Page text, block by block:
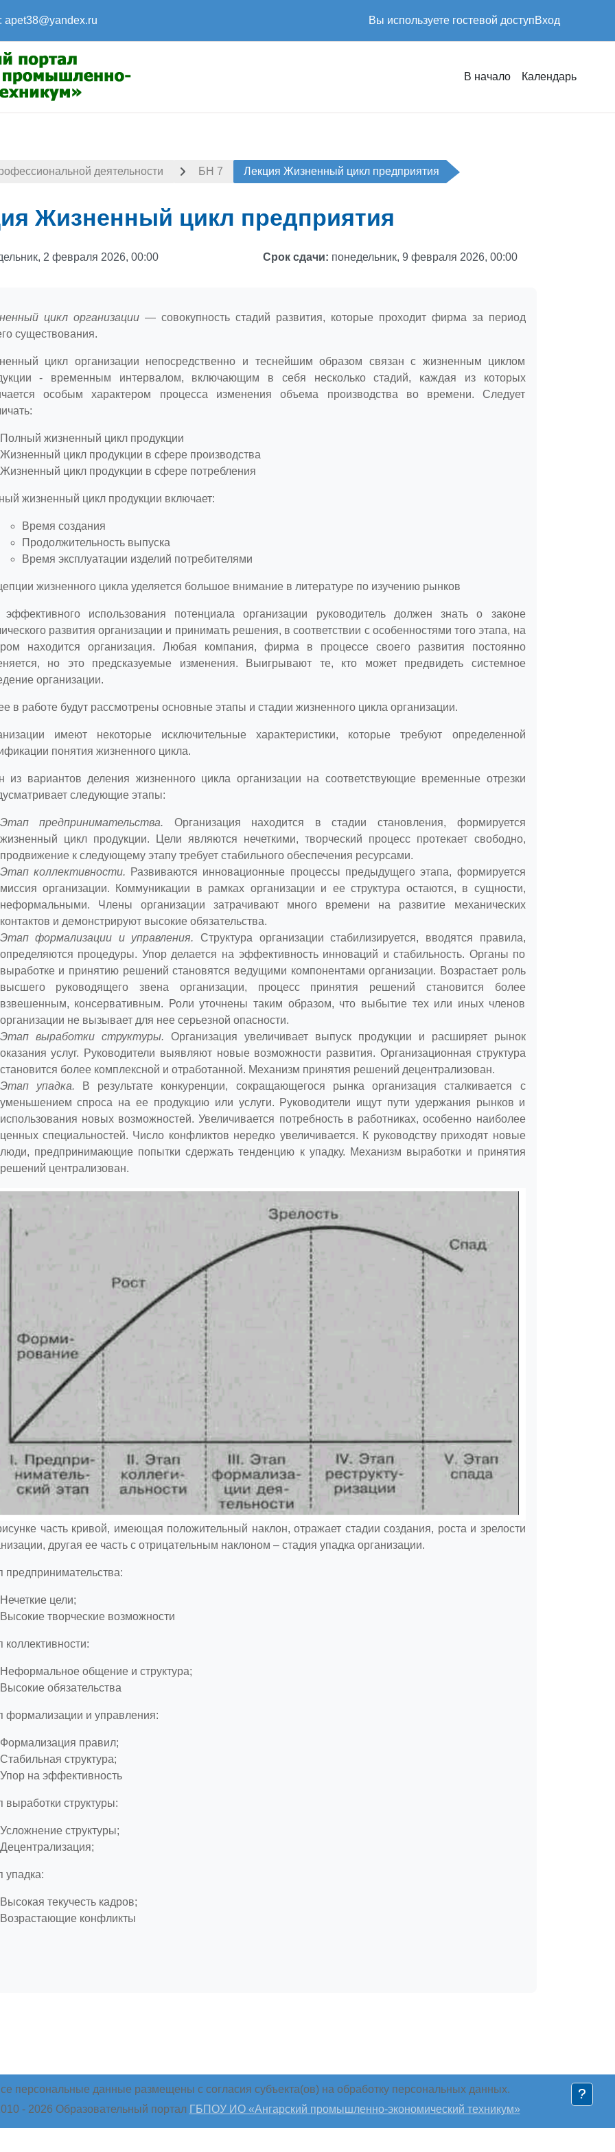
apet38@yandex.ru Вы используете гостевой доступВход
В начало Календарь
деятельности БН 7 Лекция Жизненный цикл предприятия
Жизненный цикл предприятия
2 февраля 2026, 00:00 Срок сдачи: понедельник, 9 февраля 2026, 00:00
цикл организации — совокупность стадий развития, которые проходит фирма за период
существования.
цикл организации непосредственно и теснейшим образом связан с жизненным циклом
- временным интервалом, включающим в себя несколько стадий, каждая из которых
особым характером процесса изменения объема производства во времени. Следует
Полный жизненный цикл продукции
Жизненный цикл продукции в сфере производства
Жизненный цикл продукции в сфере потребления
жизненный цикл продукции включает:
Время создания
Продолжительность выпуска
Время эксплуатации изделий потребителями
жизненного цикла уделяется большое внимание в литературе по изучению рынков
использования потенциала организации руководитель должен знать о законе
развития организации и принимать решения, в соответствии с особенностями того этапа, на
находится организация. Любая компания, фирма в процессе своего развития постоянно
но это предсказуемые изменения. Выигрывают те, кто может предвидеть системное
организации.
в работе будут рассмотрены основные этапы и стадии жизненного цикла организации.
имеют некоторые исключительные характеристики, которые требуют определенной
понятия жизненного цикла.
из вариантов деления жизненного цикла организации на соответствующие временные отрезки
следующие этапы:
Этап предпринимательства.
Организация находится в стадии становления, формируется
жизненный цикл продукции. Цели являются нечеткими, творческий процесс протекает свободно,
продвижение к следующему этапу требует стабильного обеспечения ресурсами.
Этап коллективности. Развиваются инновационные процессы предыдущего этапа, формируется
миссия организации. Коммуникации в рамках организации и ее структура остаются, в сущности,
неформальными. Члены организации затрачивают много времени на развитие механических
контактов и демонстрируют высокие обязательства.
Этап формализации и управления.
Структура организации стабилизируется, вводятся правила,
определяются процедуры. Упор делается на эффективность инноваций и стабильность. Органы по
выработке и принятию решений становятся ведущими компонентами организации. Возрастает роль
высшего руководящего звена организации, процесс принятия решений становится более
взвешенным, консервативным. Роли уточнены таким образом, что выбытие тех или иных членов
организации не вызывает для нее серьезной опасности.
Этап выработки структуры.
Организация увеличивает выпуск продукции и расширяет рынок
оказания услуг. Руководители выявляют новые возможности развития. Организационная структура
становится более комплексной и отработанной. Механизм принятия решений децентрализован.
Этап упадка.
В результате конкуренции, сокращающегося рынка организация сталкивается с
уменьшением спроса на ее продукцию или услуги. Руководители ищут пути удержания рынков и
использования новых возможностей. Увеличивается потребность в работниках, особенно наиболее
ценных специальностей. Число конфликтов нередко увеличивается. К руководству приходят новые
люди, предпринимающие попытки сдержать тенденцию к упадку. Механизм выработки и принятия
решений централизован.
часть кривой, имеющая положительный наклон, отражает стадии создания, роста и зрелости
другая ее часть с отрицательным наклоном – стадия упадка организации.
предпринимательства:
Нечеткие цели;
Высокие творческие возможности
коллективности:
Неформальное общение и структура;
Высокие обязательства
формализации и управления:
Формализация правил;
Стабильная структура;
Упор на эффективность
выработки структуры:
Усложнение структуры;
Децентрализация;
упадка:
Высокая текучесть кадров;
Возрастающие конфликты
персональные данные размещены с согласия субъекта(ов) на обработку персональных данных.
- 2026 Образовательный портал ГБПОУ ИО «Ангарский промышленно-экономический техникум»